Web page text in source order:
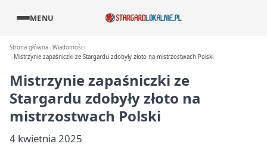
MENU
Strona główna Wiadomości
Mistrzynie zapaśniczki ze Stargardu zdobyły złoto na mistrzostwach Polski
Mistrzynie zapaśniczki ze
Stargardu zdobyły złoto na
mistrzostwach Polski
4 kwietnia 2025